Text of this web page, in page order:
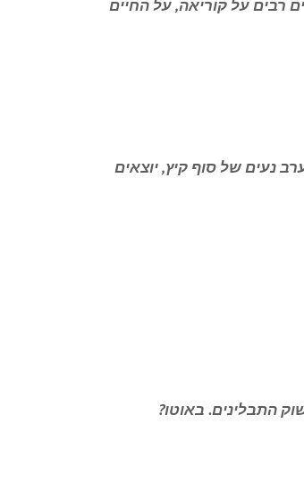
דרכה למדתי דברים רבים על קוריאה, על החיים
לשבת על הדשא ערב נעים של סוף קיץ, יוצאים
לנסוע אל שוק התבלינים. באוטו?